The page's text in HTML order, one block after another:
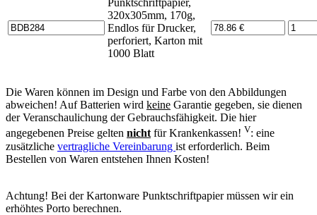
Punktschriftpapier,
320x305mm, 170g,
Endlos für Drucker,
perforiert, Karton mit
1000 Blatt
Die Waren können im Design und Farbe von den Abbildungen
abweichen! Auf Batterien wird keine Garantie gegeben, sie dienen
der Veranschaulichung der Gebrauchsfähigkeit. Die hier
angegebenen Preise gelten nichtfür Krankenkassen! V: eine
zusätzliche vertragliche Vereinbarung ist erforderlich. Beim
Bestellen von Waren entstehen Ihnen Kosten!
Achtung! Bei der Kartonware Punktschriftpapier müssen wir ein
erhöhtes Porto berechnen.